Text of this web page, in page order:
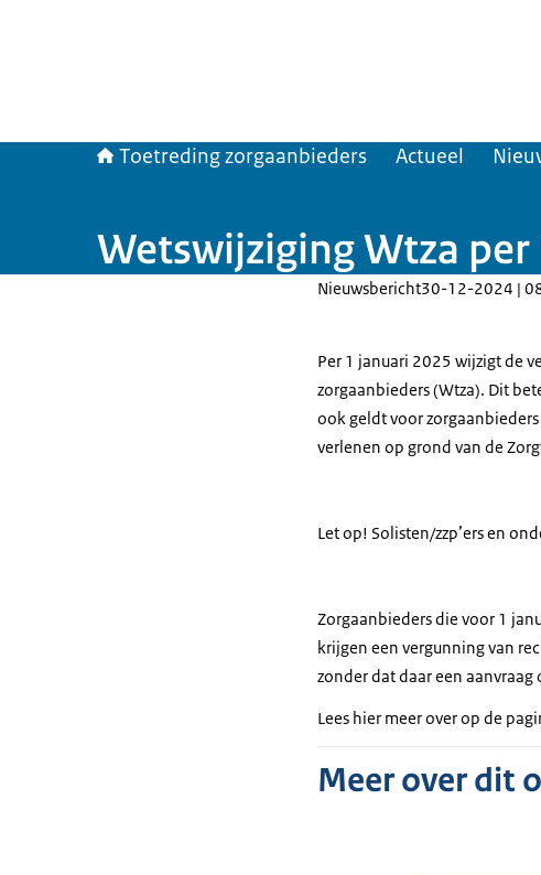
Toetreding zorgaanbieders Actueel
Wetswijziging Wtza
Nieuwsbericht30-12-2024 |
Per 1 januari 2025 wijzigt de
zorgaanbieders (Wtza). Dit
ook geldt voor
verlenen op grond van de
Let op! Solisten/zzp’ers en
Zorgaanbieders die voor 1
krijgen een vergunning van
zonder dat daar een
Lees hier meer over op de
Meer over dit